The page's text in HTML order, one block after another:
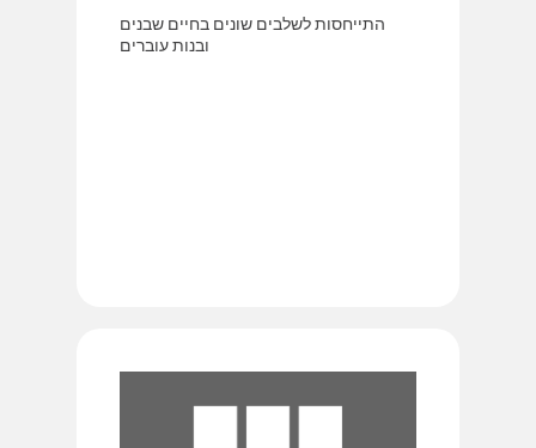
התייחסות לשלבים שונים בחיים שבנים
ובנות עוברים